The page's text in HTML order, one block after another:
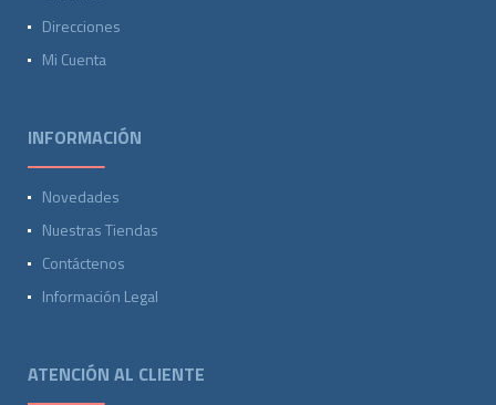
Direcciones
Mi Cuenta
INFORMACIÓN
Novedades
Nuestras Tiendas
Contáctenos
Información Legal
ATENCIÓN AL CLIENTE